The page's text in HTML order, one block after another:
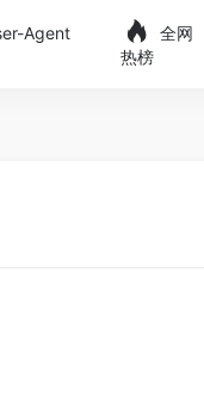
Agent
全网
热榜